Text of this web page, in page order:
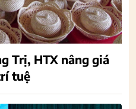
Trị, HTX nâng giá
tuệ